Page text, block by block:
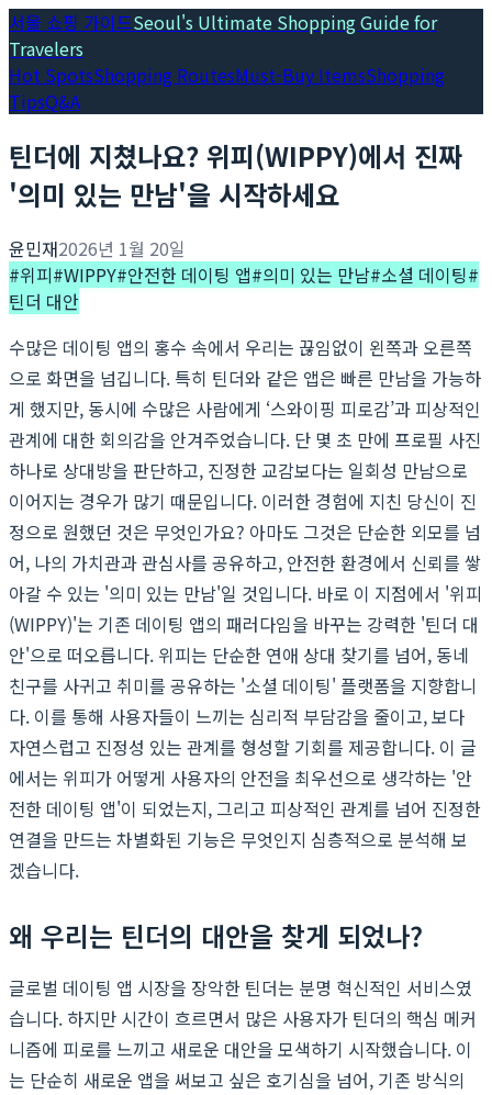
서울 쇼핑 가이드Seoul's Ultimate Shopping Guide for
Travelers
Hot SpotsShopping RoutesMust-Buy ItemsShopping
TipsQ&A
틴더에 지쳤나요? 위피(WIPPY)에서 진짜
'의미 있는 만남'을 시작하세요
윤민재2026년 1월 20일
#위피#WIPPY#안전한 데이팅 앱#의미 있는 만남#소셜 데이팅#
틴더 대안
수많은 데이팅 앱의 홍수 속에서 우리는 끊임없이 왼쪽과 오른쪽
으로 화면을 넘깁니다. 특히 틴더와 같은 앱은 빠른 만남을 가능하
게 했지만, 동시에 수많은 사람에게 ‘스와이핑 피로감’과 피상적인
관계에 대한 회의감을 안겨주었습니다. 단 몇 초 만에 프로필 사진
하나로 상대방을 판단하고, 진정한 교감보다는 일회성 만남으로
이어지는 경우가 많기 때문입니다. 이러한 경험에 지친 당신이 진
정으로 원했던 것은 무엇인가요? 아마도 그것은 단순한 외모를 넘
어, 나의 가치관과 관심사를 공유하고, 안전한 환경에서 신뢰를 쌓
아갈 수 있는 '의미 있는 만남'일 것입니다. 바로 이 지점에서 '위피
(WIPPY)'는 기존 데이팅 앱의 패러다임을 바꾸는 강력한 '틴더 대
안'으로 떠오릅니다. 위피는 단순한 연애 상대 찾기를 넘어, 동네
친구를 사귀고 취미를 공유하는 '소셜 데이팅' 플랫폼을 지향합니
다. 이를 통해 사용자들이 느끼는 심리적 부담감을 줄이고, 보다
자연스럽고 진정성 있는 관계를 형성할 기회를 제공합니다. 이 글
에서는 위피가 어떻게 사용자의 안전을 최우선으로 생각하는 '안
전한 데이팅 앱'이 되었는지, 그리고 피상적인 관계를 넘어 진정한
연결을 만드는 차별화된 기능은 무엇인지 심층적으로 분석해 보
겠습니다.
왜 우리는 틴더의 대안을 찾게 되었나?
글로벌 데이팅 앱 시장을 장악한 틴더는 분명 혁신적인 서비스였
습니다. 하지만 시간이 흐르면서 많은 사용자가 틴더의 핵심 메커
니즘에 피로를 느끼고 새로운 대안을 모색하기 시작했습니다. 이
는 단순히 새로운 앱을 써보고 싶은 호기심을 넘어, 기존 방식의